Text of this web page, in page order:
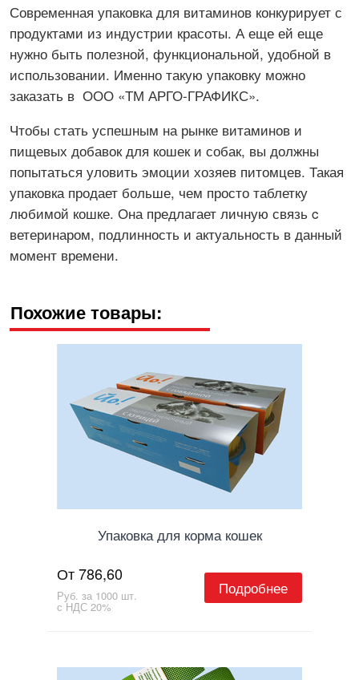
Современная упаковка для витаминов конкурирует с
продуктами из индустрии красоты. А еще ей еще
нужно быть полезной, функциональной, удобной в
использовании. Именно такую упаковку можно
заказать в ООО «ТМ АРГО-ГРАФИКС».
Чтобы стать успешным на рынке витаминов и
пищевых добавок для кошек и собак, вы должны
попытаться уловить эмоции хозяев питомцев. Такая
упаковка продает больше, чем просто таблетку
любимой кошке. Она предлагает личную связь c
ветеринаром, подлинность и актуальность в данный
момент времени.
Похожие товары:
Упаковка для корма кошек
От 786,60
Руб. за 1000 шт.
с НДС 20%
Подробнее